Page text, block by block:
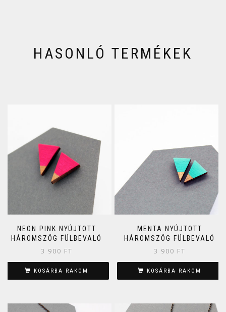
HASONLÓ TERMÉKEK
NEON PINK NYÚJTOTT
HÁROMSZÖG FÜLBEVALÓ
3 900 FT
KOSÁRBA RAKOM
MENTA NYÚJTOTT
HÁROMSZÖG FÜLBEVALÓ
3 900 FT
KOSÁRBA RAKOM